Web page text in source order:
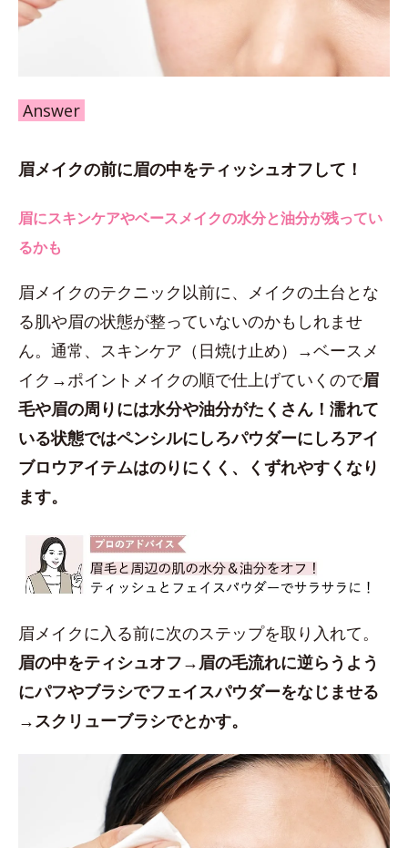
Answer
眉メイクの前に眉の中をティッシュオフして！
眉にスキンケアやベースメイクの水分と油分が残ってい
るかも
眉メイクのテクニック以前に、メイクの土台とな
る肌や眉の状態が整っていないのかもしれませ
ん。通常、スキンケア（日焼け止め）→ベースメ
イク→ポイントメイクの順で仕上げていくので眉
毛や眉の周りには水分や油分がたくさん！濡れて
いる状態ではペンシルにしろパウダーにしろアイ
ブロウアイテムはのりにくく、くずれやすくなり
ます。
眉メイクに入る前に次のステップを取り入れて。
眉の中をティシュオフ→眉の毛流れに逆らうよう
にパフやブラシでフェイスパウダーをなじませる
→スクリューブラシでとかす。